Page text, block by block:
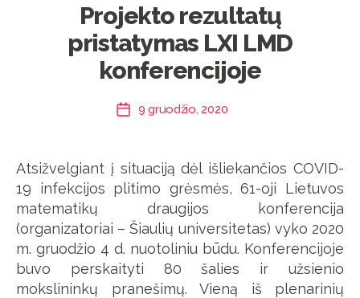
Projekto rezultatų
pristatymas LXI LMD
konferencijoje
Įrašo9 gruodžio, 2020
Atsižvelgiant į situaciją dėl išliekančios COVID-
19 infekcijos plitimo grėsmės, 61-oji Lietuvos
matematikų draugijos konferencija
(organizatoriai – Šiaulių universitetas) vyko 2020
m. gruodžio 4 d. nuotoliniu būdu. Konferencijoje
buvo perskaityti 80 šalies ir užsienio
mokslininkų pranešimų. Vieną iš plenarinių